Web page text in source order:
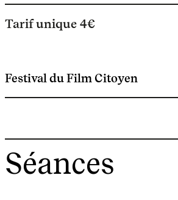
Tarif unique 4€
Festival du Film Citoyen
Séances